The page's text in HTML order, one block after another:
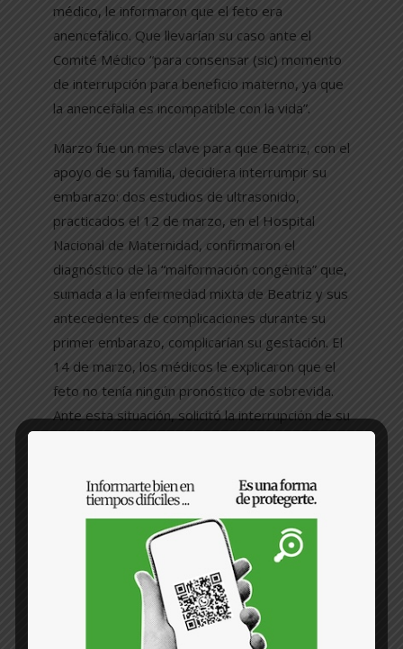
médico, le informaron que el feto era
anencefálico. Que llevarían su caso ante el
Comité Médico “para consensar (sic) momento
de interrupción para beneficio materno, ya que
la anencefalia es incompatible con la vida”.
Marzo fue un mes clave para que Beatriz, con el
apoyo de su familia, decidiera interrumpir su
embarazo: dos estudios de ultrasonido,
practicados el 12 de marzo, en el Hospital
Nacional de Maternidad, confirmaron el
diagnóstico de la “malformación congénita” que,
sumada a la enfermedad mixta de Beatriz y sus
antecedentes de complicaciones durante su
primer embarazo, complicarían su gestación. El
14 de marzo, los médicos le explicaron que el
feto no tenía ningún pronóstico de sobrevida.
Ante esta situación, solicitó la interrupción de su
aborto está completamente prohibido, incluso
en casos de riesgo para la vida de la madre,
cuando la vida fuera del útero es inviable y
cuando el embarazo en producto de violencia
sexual. Ahí inició su peregrinaje legal.
El dictamen médico era claro: la única vía era